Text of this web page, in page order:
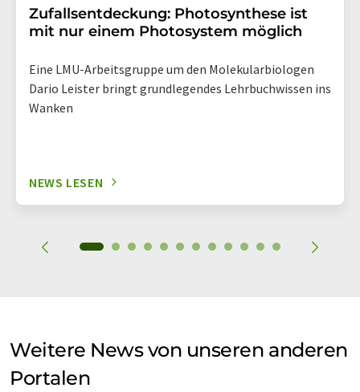
Zufallsentdeckung: Photosynthese ist
mit nur einem Photosystem möglich
Eine LMU-Arbeitsgruppe um den Molekularbiologen
Dario Leister bringt grundlegendes Lehrbuchwissen ins
Wanken
NEWS LESEN
Weitere News von unseren anderen
Portalen